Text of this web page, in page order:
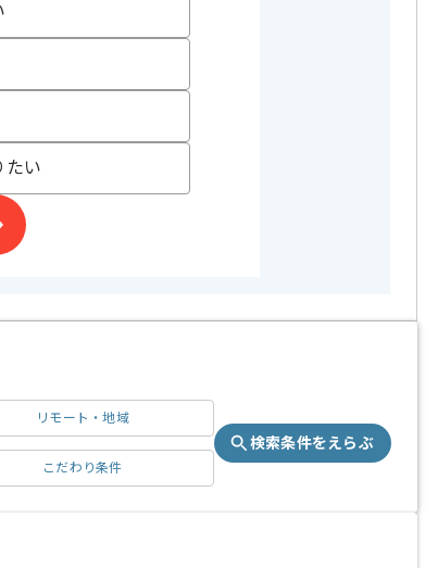
たい
リモート・地域
こだわり条件
検索条件をえらぶ